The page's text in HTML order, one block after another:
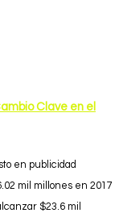
Clave en el
en publicidad
mil millones en 2017
$23.6 mil